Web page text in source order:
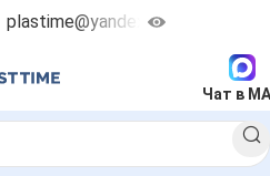
plastime@yandex.ru
Чат в